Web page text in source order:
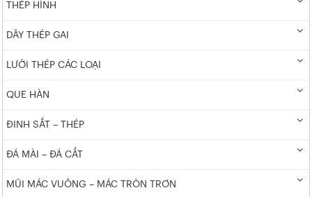
THÉP HÌNH
DÂY THÉP GAI
LƯỚI THÉP CÁC LOẠI
QUE HÀN
ĐINH SẮT – THÉP
ĐÁ MÀI – ĐÁ CẮT
MŨI MÁC VUÔNG – MÁC TRÒN TRƠN